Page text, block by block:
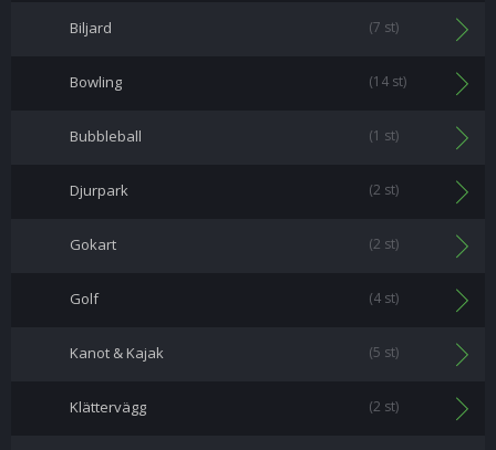
Biljard (7 st)
Bowling (14 st)
Bubbleball (1 st)
Djurpark (2 st)
Gokart (2 st)
Golf (4 st)
Kanot & Kajak (5 st)
Klättervägg (2 st)